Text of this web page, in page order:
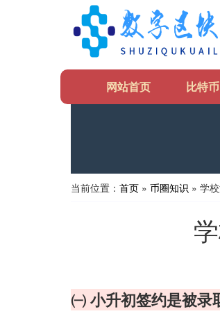
网站首页 比特
当前位置： 首页 » 币圈知识 » 学
㈠ 小升初签约是被录